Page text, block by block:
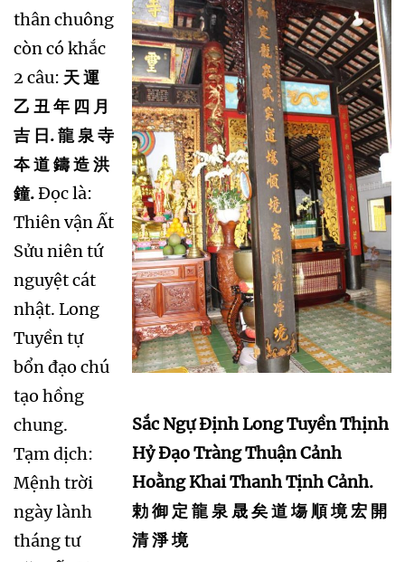
Sắc Ngự Định Long Tuyền Thịnh
Hỷ Đạo Tràng Thuận Cảnh
Hoằng Khai Thanh Tịnh Cảnh.
勅 御 定 龍 泉 晟 矣 道 塲 順 境 宏 開
清 淨 境
thân chuông
còn có khắc
2 câu: 天 運
乙 丑 年 四 月
吉 日. 龍 泉 寺
夲 道 鑄 造 洪
鐘.Đọc là:
Thiên vận Ất
Sửu niên tứ
nguyệt cát
nhật. Long
Tuyền tự
bổn đạo chú
tạo hồng
chung.
Tạm dịch:
Mệnh trời
ngày lành
tháng tư